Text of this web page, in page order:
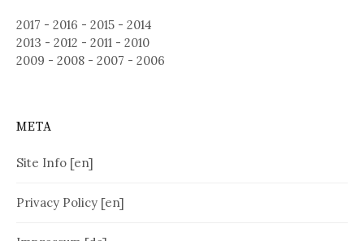
2017 - 2016 - 2015 - 2014
2013 - 2012 - 2011 - 2010
2009 - 2008 - 2007 - 2006
META
Site Info [en]
Privacy Policy [en]